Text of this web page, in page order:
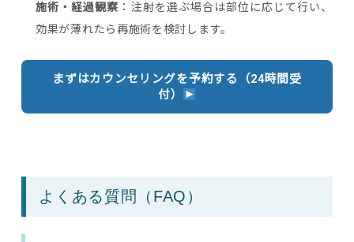
施術・経過観察 ：注射を選ぶ場合は部位に応じて行い、
効果が薄れたら再施術を検討します。
まずはカウンセリングを予約する（24時間受
付）
よくある質問（FAQ）